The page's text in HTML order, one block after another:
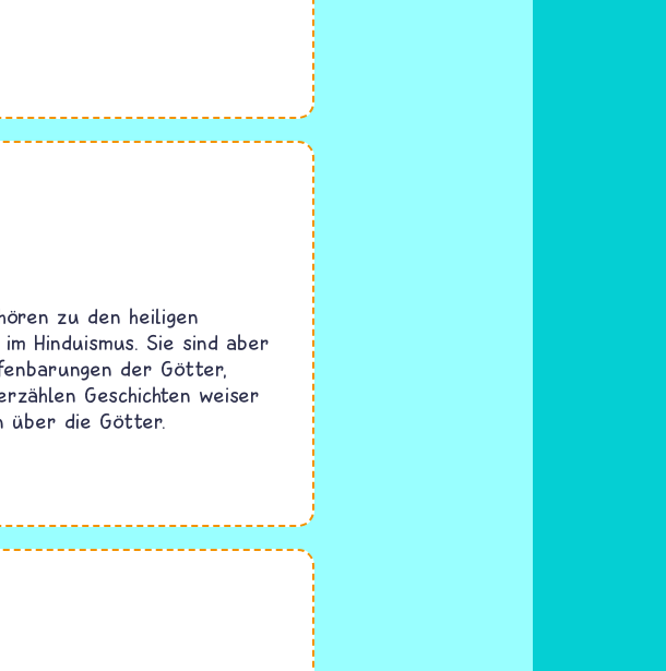
zu den heiligen
Hinduismus. Sie sind aber
der Götter,
Geschichten weiser
über die Götter.